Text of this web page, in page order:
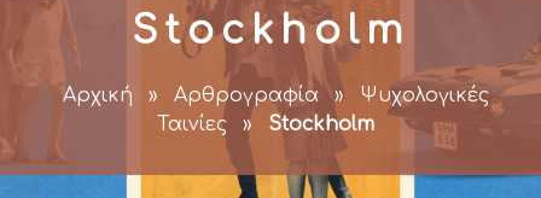
Stockholm
Αρχική » Αρθρογραφία »
Ψυχολογικές
Ταινίες
» Stockholm